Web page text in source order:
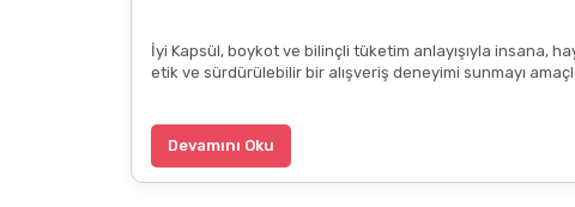
İyi Kapsül, boykot ve bilinçli tüketim anlayışıyla insana,
etik ve sürdürülebilir bir alışveriş deneyimi sunmayı
Devamını Oku